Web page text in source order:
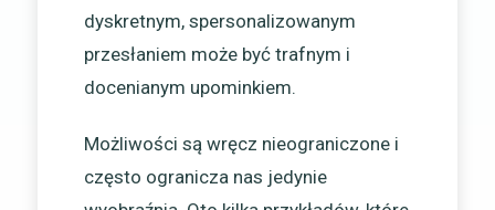
dyskretnym, spersonalizowanym
przesłaniem może być trafnym i
docenianym upominkiem.
Możliwości są wręcz nieograniczone i
często ogranicza nas jedynie